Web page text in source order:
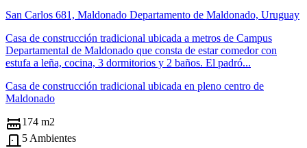
San Carlos 681, Maldonado Departamento de Maldonado, Uruguay
Casa de construcción tradicional ubicada a metros de Campus
Departamental de Maldonado que consta de estar comedor con
estufa a leña, cocina, 3 dormitorios y 2 baños. El padró...
Casa de construcción tradicional ubicada en pleno centro de
Maldonado
174 m2
5 Ambientes